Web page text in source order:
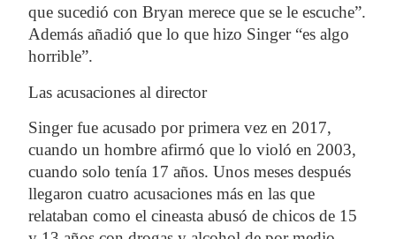
que sucedió con Bryan merece que se le escuche”.
Además añadió que lo que hizo Singer “es algo
horrible”.
Las acusaciones al director
Singer fue acusado por primera vez en 2017,
cuando un hombre afirmó que lo violó en 2003,
cuando solo tenía 17 años. Unos meses después
llegaron cuatro acusaciones más en las que
relataban como el cineasta abusó de chicos de 15